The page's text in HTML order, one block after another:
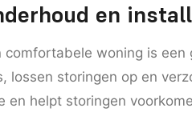
en
comfortabele woning is
lossen storingen op en
en helpt storingen